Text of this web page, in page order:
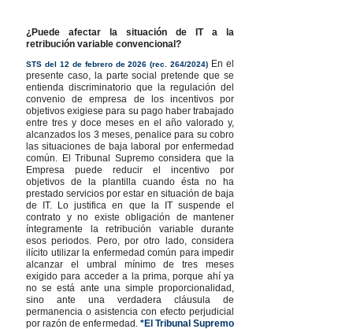
¿Puede afectar la situación de IT a la
retribución variable convencional?
STS del 12 de febrero de 2026 (rec. 264/2024) En el
presente caso, la parte social pretende que se
entienda discriminatorio que la regulación del
convenio de empresa de los incentivos por
objetivos exigiese para su pago haber trabajado
entre tres y doce meses en el año valorado y,
alcanzados los 3 meses, penalice para su cobro
las situaciones de baja laboral por enfermedad
común. El Tribunal Supremo considera que la
Empresa puede reducir el incentivo por
objetivos de la plantilla cuando ésta no ha
prestado servicios por estar en situación de baja
de IT. Lo justifica en que la IT suspende el
contrato y no existe obligación de mantener
íntegramente la retribución variable durante
esos periodos. Pero, por otro lado, considera
ilícito utilizar la enfermedad común para impedir
alcanzar el umbral mínimo de tres meses
exigido para acceder a la prima, porque ahí ya
no se está ante una simple proporcionalidad,
sino ante una verdadera cláusula de
permanencia o asistencia con efecto perjudicial
por razón de enfermedad. *El Tribunal Supremo